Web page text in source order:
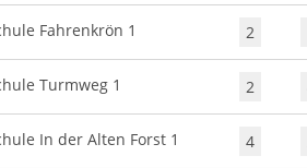
Fahrenkrön 1 2
Turmweg 1 2
In der Alten Forst 1 4